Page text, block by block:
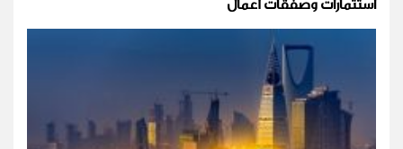
استثمارات وصفقات أعمال